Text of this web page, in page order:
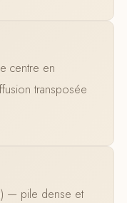
centre en
transposée
— pile dense et